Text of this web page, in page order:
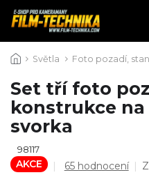
na
Světla Foto pozadí,
Set tří foto
konstrukce na
svorka
98117
AKCE
Průměrné
65 hodnocení